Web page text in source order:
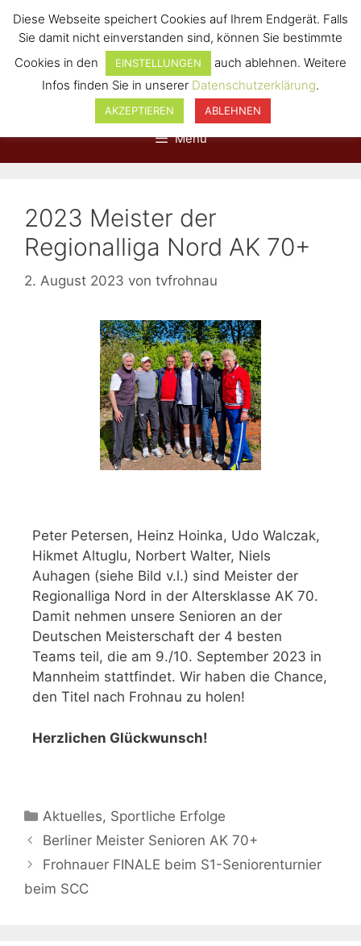
Menü
2023 Meister der
Regionalliga Nord AK 70+
2. August 2023 von tvfrohnau
Peter Petersen, Heinz Hoinka, Udo Walczak,
Hikmet Altuglu, Norbert Walter, Niels
Auhagen (siehe Bild v.l.) sind Meister der
Regionalliga Nord in der Altersklasse AK 70.
Damit nehmen unsere Senioren an der
Deutschen Meisterschaft der 4 besten
Teams teil, die am 9./10. September 2023 in
Mannheim stattfindet. Wir haben die Chance,
den Titel nach Frohnau zu holen!
Herzlichen Glückwunsch!
Aktuelles, Sportliche Erfolge
Berliner Meister Senioren AK 70+
Frohnauer FINALE beim S1-Seniorenturnier
beim SCC
Diese Webseite speichert Cookies auf Ihrem Endgerät. Falls
Sie damit nicht einverstanden sind, können Sie bestimmte
Cookies in den
EINSTELLUNGEN
auch ablehnen. Weitere
Infos finden Sie in unserer Datenschutzerklärung.
AKZEPTIEREN ABLEHNEN